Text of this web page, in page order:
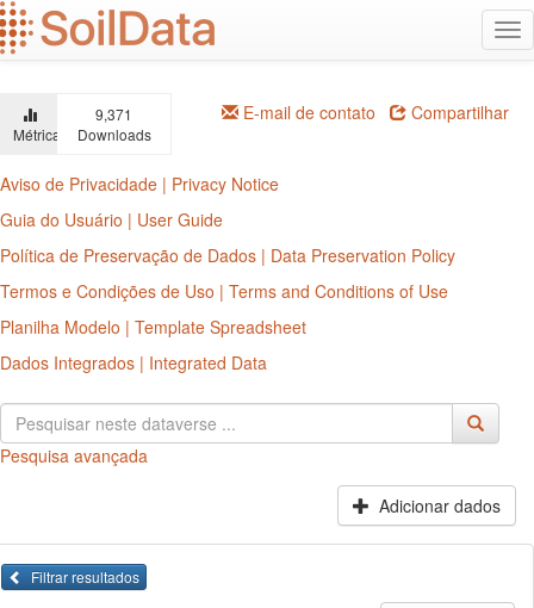
Ir
para
o
principal
Métricas
9,371
Downloads
E-mail de contato Compartilhar
Aviso de Privacidade | Privacy Notice
Guia do Usuário | User Guide
Política de Preservação de Dados | Data Preservation Policy
Termos e Condições de Uso | Terms and Conditions of Use
Planilha Modelo | Template Spreadsheet
Dados Integrados | Integrated Data
Pesquisa avançada
Adicionar dados
Filtrar resultados